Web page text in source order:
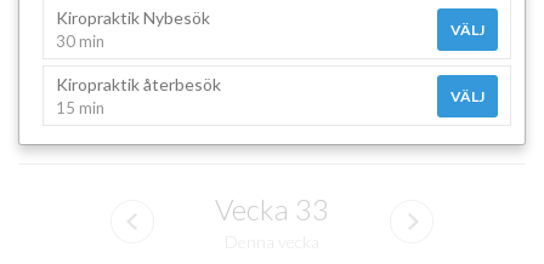
Kiropraktik Nybesök
30 min
VÄLJ
Kiropraktik återbesök
15 min
VÄLJ
Vecka 33